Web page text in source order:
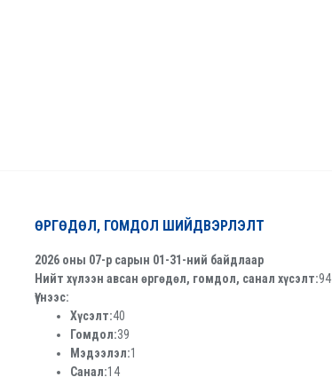
ӨРГӨДӨЛ, ГОМДОЛ ШИЙДВЭРЛЭЛТ
2026 оны 07-р сарын 01-31-ний байдлаар
Нийт хүлээн авсан өргөдөл, гомдол, санал хүсэлт:94
Үүнээс:
Хүсэлт:40
Гомдол:39
Мэдээлэл:1
Санал:14